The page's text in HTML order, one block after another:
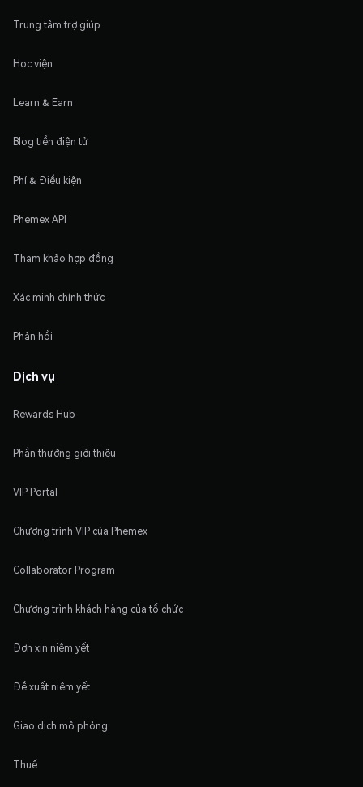
Trung tâm trợ giúp
Học viện
Learn & Earn
Blog tiền điện tử
Phí & Điều kiện
Phemex API
Tham khảo hợp đồng
Xác minh chính thức
Phản hồi
Dịch vụ
Rewards Hub
Phần thưởng giới thiệu
VIP Portal
Chương trình VIP của Phemex
Collaborator Program
Chương trình khách hàng của tổ chức
Đơn xin niêm yết
Đề xuất niêm yết
Giao dịch mô phỏng
Thuế